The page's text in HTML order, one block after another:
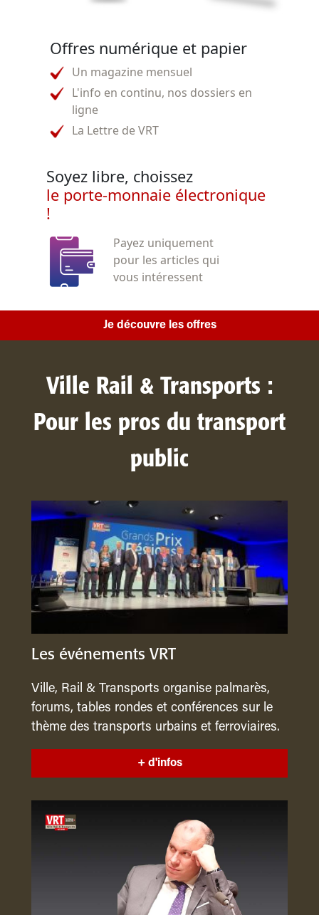
Offres numérique et papier
Un magazine mensuel
L'info en continu, nos dossiers en
ligne
La Lettre de VRT
Soyez libre, choissez
le porte-monnaie électronique
!
Payez uniquement
pour les articles qui
vous intéressent
Je découvre les offres
Ville Rail & Transports :
Pour les pros du transport
public
Les événements VRT
Ville, Rail & Transports organise palmarès,
forums, tables rondes et conférences sur le
thème des transports urbains et ferroviaires.
+ d'infos